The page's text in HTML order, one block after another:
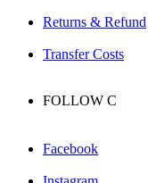
Returns & Refund
Transfer Costs
FOLLOW C
Facebook